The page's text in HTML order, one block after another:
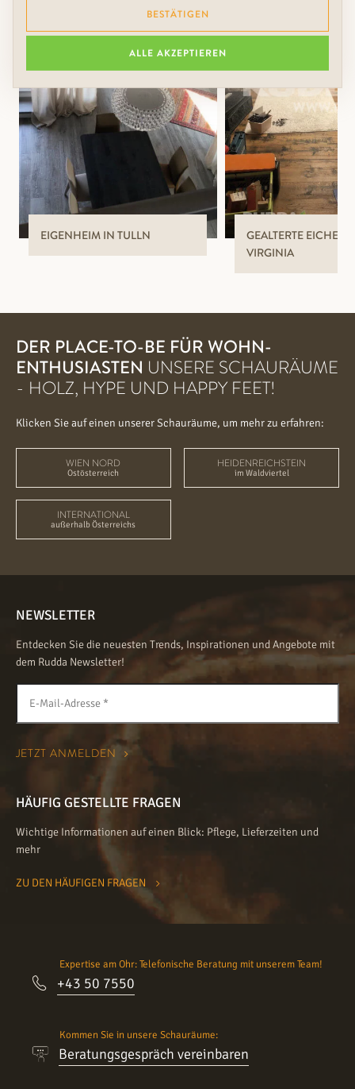
EIGENHEIM IN TULLN
GEALTERTE
VIRGINIA
DER PLACE-TO-BE FÜR WOHN-
ENTHUSIASTEN UNSERE SCHAURÄUME
- HOLZ, HYPE UND HAPPY FEET!
Klicken Sie auf einen unserer Schauräume, um mehr zu erfahren:
WIEN NORD
Ostösterreich
HEIDENREICHSTEIN
im Waldviertel
INTERNATIONAL
außerhalb Österreichs
NEWSLETTER
Entdecken Sie die neuesten Trends, Inspirationen und Angebote mit
dem Rudda Newsletter!
HÄUFIG GESTELLTE FRAGEN
Wichtige Informationen auf einen Blick: Pflege, Lieferzeiten und
mehr
ZU DEN HÄUFIGEN FRAGEN
Expertise am Ohr: Telefonische Beratung mit unserem Team!
+43 50 7550
Kommen Sie in unsere Schauräume:
Beratungsgespräch vereinbaren
BESTÄTIGEN
ALLE AKZEPTIEREN